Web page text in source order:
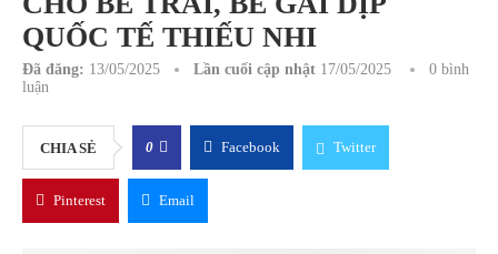
QUỐC TẾ THIẾU NHI
Đã đăng: 13/05/2025 Lần cuối cập nhật 17/05/2025
0 bình
luận
CHIA SẺ 0 Facebook Twitter
Pinterest Email